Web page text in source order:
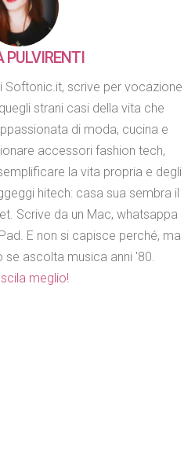
PULVIRENTI
Softonic.it, scrive per vocazione
strani casi della vita che
di moda, cucina e
accessori fashion tech,
la vita propria e degli
hitech: casa sua sembra il
Scrive da un Mac, whatsappa
E non si capisce perché, ma
se ascolta musica anni '80.
meglio!